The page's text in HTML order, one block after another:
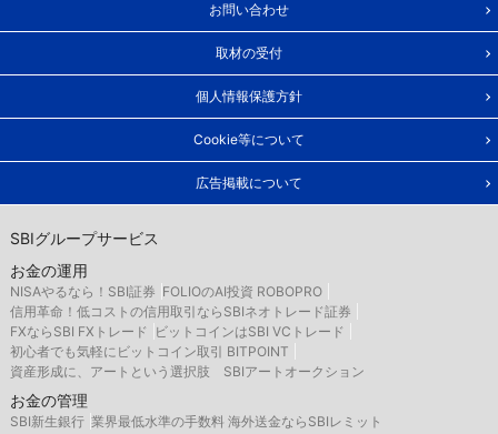
お問い合わせ
取材の受付
個人情報保護方針
Cookie等について
広告掲載について
SBIグループサービス
お金の運用
NISAやるなら！SBI証券 FOLIOのAI投資 ROBOPRO
信用革命！低コストの信用取引ならSBIネオトレード証券
FXならSBI FXトレード
ビットコインはSBI VCトレード
初心者でも気軽にビットコイン取引 BITPOINT
資産形成に、アートという選択肢 SBIアートオークション
お金の管理
SBI新生銀行 業界最低水準の手数料 海外送金ならSBIレミット